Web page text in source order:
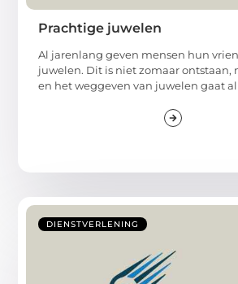
Prachtige juwelen
Al jarenlang geven mensen hun
juwelen. Dit is niet zomaar ontstaan,
en het weggeven van juwelen gaat al
DIENSTVERLENING